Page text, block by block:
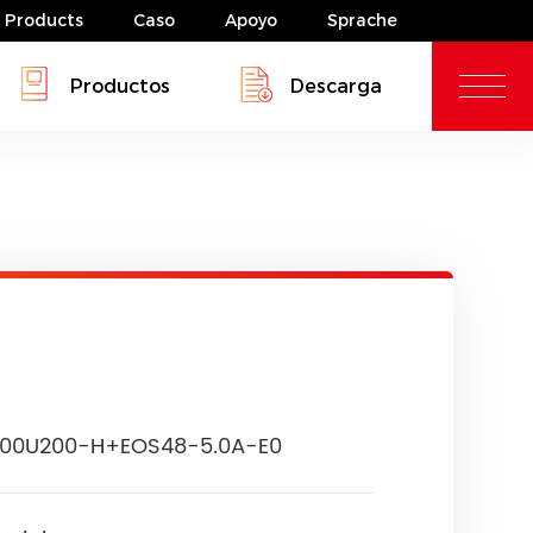
Products Caso Apoyo Sprache
Productos
- 10kw Serie HYP 5kw
Descarga
H+EOS48-5.0A-E0